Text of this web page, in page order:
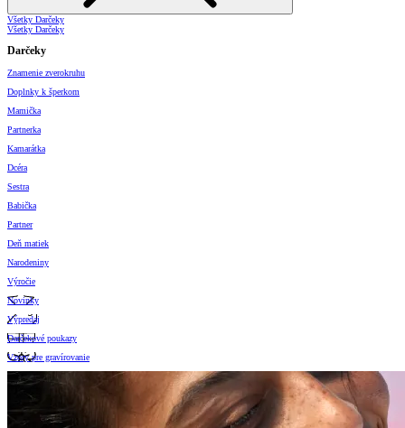
Všetky Darčeky
Všetky Darčeky
Darčeky
Znamenie zverokruhu
Doplnky k šperkom
Mamička
Partnerka
Kamarátka
Dcéra
Sestra
Babička
Partner
Deň matiek
Narodeniny
Výročie
Novinky
Výpredaj
Darčekové poukazy
Vzory pre gravírovanie